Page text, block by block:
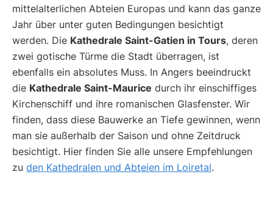
mittelalterlichen Abteien Europas und kann das ganze
Jahr über unter guten Bedingungen besichtigt
werden. Die Kathedrale Saint-Gatien in Tours, deren
zwei gotische Türme die Stadt überragen, ist
ebenfalls ein absolutes Muss. In Angers beeindruckt
die Kathedrale Saint-Maurice durch ihr einschiffiges
Kirchenschiff und ihre romanischen Glasfenster. Wir
finden, dass diese Bauwerke an Tiefe gewinnen, wenn
man sie außerhalb der Saison und ohne Zeitdruck
besichtigt. Hier finden Sie alle unsere Empfehlungen
zu den Kathedralen und Abteien im Loiretal.